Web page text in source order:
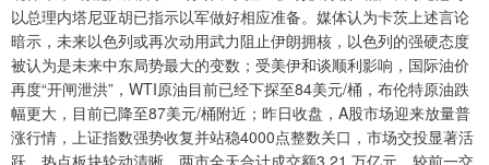
以总理内塔尼亚胡已指示以军做好相应准备。媒体认为卡茨上述言论
暗示，未来以色列或再次动用武力阻止伊朗拥核，以色列的强硬态度
被认为是未来中东局势最大的变数；受美伊和谈顺利影响，国际油价
再度“开闸泄洪”，WTI原油目前已经下探至84美元/桶，布伦特原油跌
幅更大，目前已降至87美元/桶附近；昨日收盘，A股市场迎来放量普
涨行情，上证指数强势收复并站稳4000点整数关口，市场交投显著活